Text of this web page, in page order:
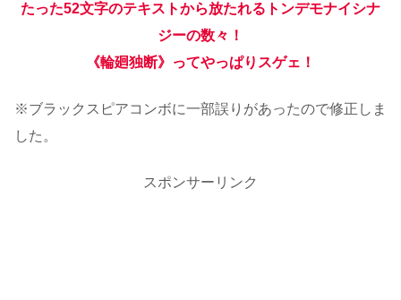
たった52文字のテキストから放たれるトンデモナイシナ
ジーの数々！
《輪廻独断》ってやっぱりスゲェ！
※ブラックスピアコンボに一部誤りがあったので修正しま
した。
スポンサーリンク